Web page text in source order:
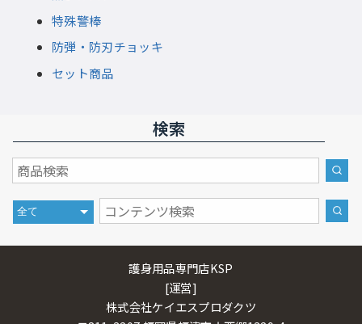
特殊警棒
防弾・防刃チョッキ
セット商品
検索
護身用品専門店KSP
[運営]
株式会社ケイエスプロダクツ